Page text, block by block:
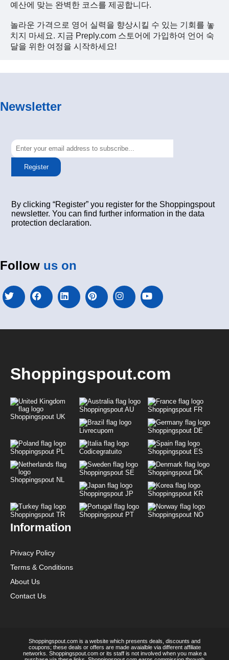
예산에 맞는 완벽한 코스를 제공합니다.
놀라운 가격으로 영어 실력을 향상시킬 수 있는 기회를 놓
치지 마세요. 지금 Preply.com 스토어에 가입하여 언어 숙
달을 위한 여정을 시작하세요!
Newsletter
Register
By clicking “Register” you register for the Shoppingspout
newsletter. You can find further information in the data
protection declaration.
Follow us on
Shoppingspout.com
Shoppingspout UK
Shoppingspout AU Shoppingspout FR
Livrecupom Shoppingspout DE
Shoppingspout PL Codicegratuito Shoppingspout ES
Shoppingspout NL
Shoppingspout SE Shoppingspout DK
Shoppingspout JP Shoppingspout KR
Shoppingspout TR Shoppingspout PT Shoppingspout NO
Information
Privacy Policy
Terms & Conditions
About Us
Contact Us
Shoppingspout.com is a website which presents deals, discounts and
coupons; these deals or offers are made avaialble via different affiliate
networks. Shoppingspout.com or its staff is not involved when you make a